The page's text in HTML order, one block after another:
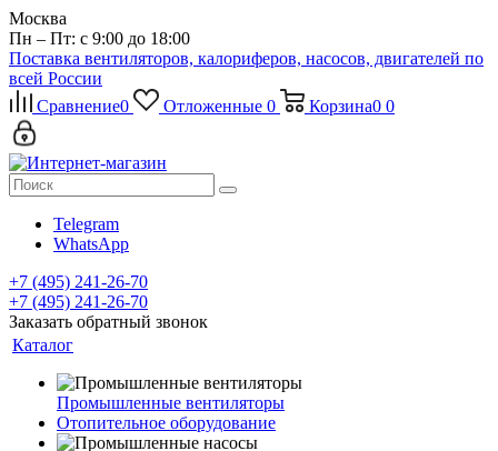
Москва
Пн – Пт: с 9:00 до 18:00
Поставка вентиляторов, калориферов, насосов, двигателей по
всей России
Сравнение0 Отложенные 0 Корзина0 0
Telegram
WhatsApp
+7 (495) 241-26-70
+7 (495) 241-26-70
Заказать обратный звонок
Каталог
Промышленные вентиляторы
Отопительное оборудование